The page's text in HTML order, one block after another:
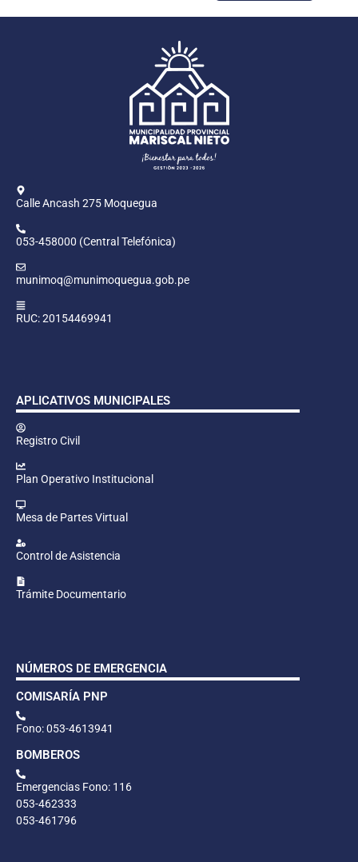
Calle Ancash 275 Moquegua
053-458000 (Central Telefónica)
munimoq@munimoquegua.gob.pe
RUC: 20154469941
APLICATIVOS MUNICIPALES
Registro Civil
Plan Operativo Institucional
Mesa de Partes Virtual
Control de Asistencia
Trámite Documentario
NÚMEROS DE EMERGENCIA
COMISARÍA PNP
Fono: 053-4613941
BOMBEROS
Emergencias Fono: 116
053-462333
053-461796